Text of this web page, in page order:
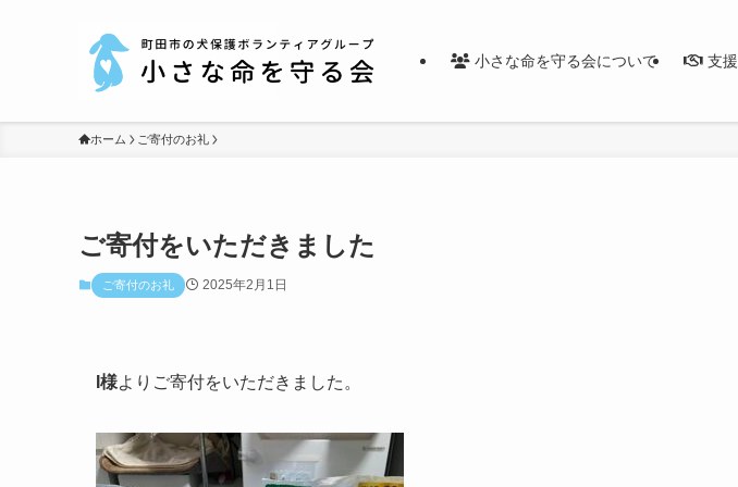
小さな命を守る会について 支
ホーム ご寄付のお礼
ご寄付をいただきました
ご寄付のお礼 2025年2月1日
I様よりご寄付をいただきました。